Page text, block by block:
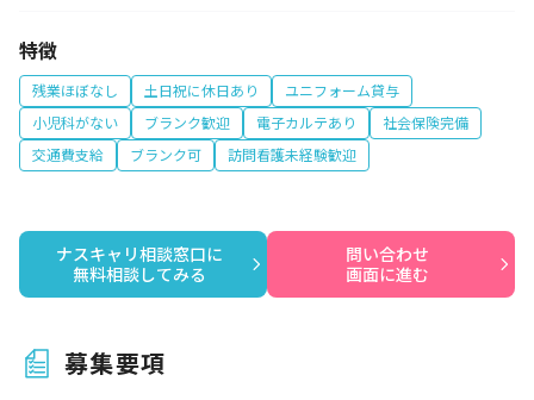
特徴
残業ほぼなし 土日祝に休日あり
ユニフォーム貸与
小児科がない
ブランク歓迎 電子カルテあり
社会保険完備
交通費支給
ブランク可 訪問看護未経験歓迎
ナスキャリ相談窓口に
無料相談してみる
問い合わせ
画面に進む
募集要項